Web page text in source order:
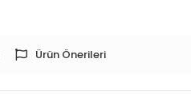
Ürün Önerileri